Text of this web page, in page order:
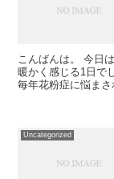
こんばんは。 今日
暖かく感じる1日で
毎年花粉症に悩まさ
Uncategorized